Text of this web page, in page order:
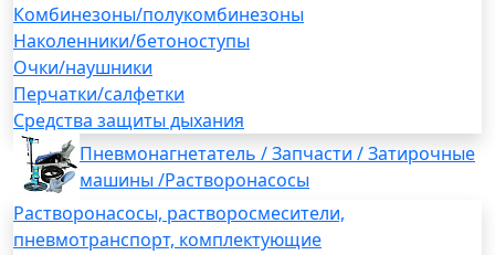
Комбинезоны/полукомбинезоны
Наколенники/бетоноступы
Очки/наушники
Перчатки/салфетки
Средства защиты дыхания
Пневмонагнетатель / Запчасти / Затирочные
машины /Растворонасосы
Растворонасосы, растворосмесители,
пневмотранспорт, комплектующие